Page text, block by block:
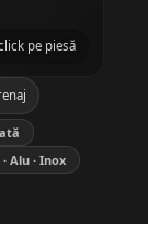
pe piesă
Alu · Inox